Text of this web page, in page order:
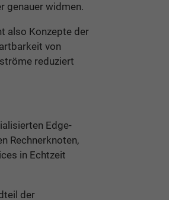
genauer widmen.
also Konzepte der
von
reduziert
Edge-
Rechnerknoten,
in Echtzeit
der